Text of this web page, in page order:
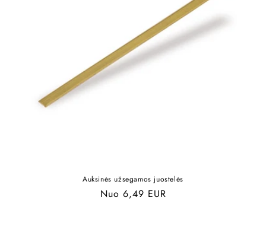
Auksinės užsegamos juostelės
Įprasta
Nuo 6,49 EUR